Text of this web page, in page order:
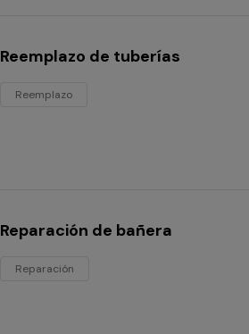
Reemplazo de tuberías
Reemplazo
Reparación de bañera
Reparación